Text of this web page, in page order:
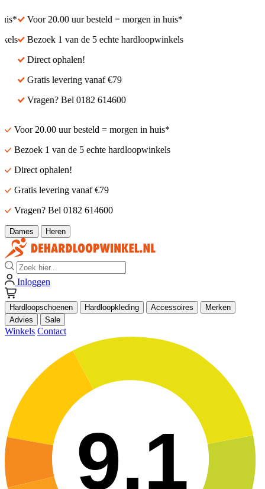
Voor 20.00 uur besteld = morgen in huis*
Bezoek 1 van de 5 echte hardloopwinkels
Direct ophalen!
Gratis levering vanaf €79
Vragen? Bel 0182 614600
Voor 20.00 uur besteld = morgen in huis*
Bezoek 1 van de 5 echte hardloopwinkels
Direct ophalen!
Gratis levering vanaf €79
Vragen? Bel 0182 614600
Dames Heren
Zoek
Inloggen
Hardloopschoenen Hardloopkleding Accessoires
Merken
Advies
Sale
Winkels Contact
9,1